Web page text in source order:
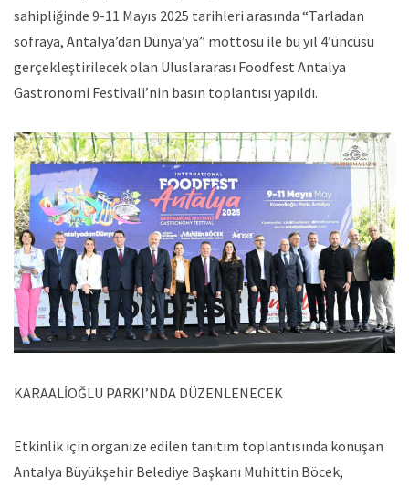
sahipliğinde 9-11 Mayıs 2025 tarihleri arasında “Tarladan
sofraya, Antalya’dan Dünya’ya” mottosu ile bu yıl 4’üncüsü
gerçekleştirilecek olan Uluslararası Foodfest Antalya
Gastronomi Festivali’nin basın toplantısı yapıldı.
KARAALİOĞLU PARKI’NDA DÜZENLENECEK
Etkinlik için organize edilen tanıtım toplantısında konuşan
Antalya Büyükşehir Belediye Başkanı Muhittin Böcek,